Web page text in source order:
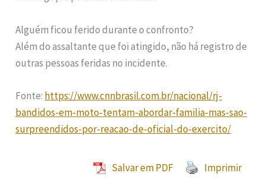
Alguém ficou ferido durante o confronto?
Além do assaltante que foi atingido, não há registro de
outras pessoas feridas no incidente.
Fonte: https://www.cnnbrasil.com.br/nacional/rj-
bandidos-em-moto-tentam-abordar-familia-mas-sao-
surpreendidos-por-reacao-de-oficial-do-exercito/
Salvar em PDF Imprimir